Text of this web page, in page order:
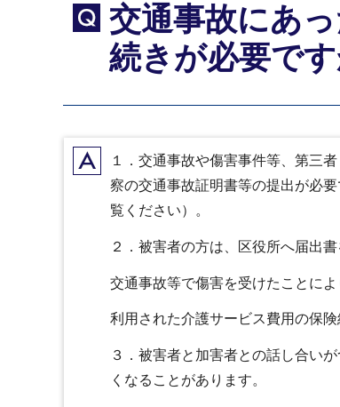
Q
交通事故にあ
続きが必要です
A１．交通事故や傷害事件等、第三
察の交通事故証明書等の提出が必
覧ください）。
２．被害者の方は、区役所へ届出
交通事故等で傷害を受けたことに
利用された介護サービス費用の保
３．被害者と加害者との話し合い
くなることがあります。